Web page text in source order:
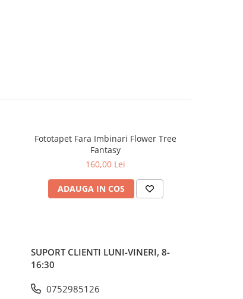
Fototapet Fara Imbinari Flower Tree
Fantasy
160,00 Lei
ADAUGA IN COS
SUPORT CLIENTI LUNI-VINERI, 8-
16:30
0752985126